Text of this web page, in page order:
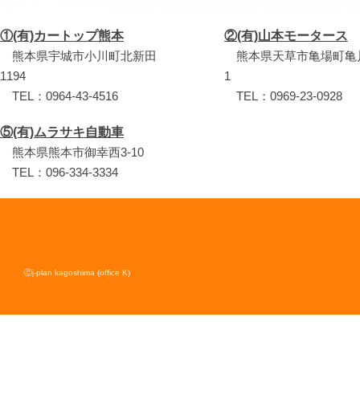
①(有)カートップ熊本
熊本県宇城市小川町北新田
1194
TEL：0964-43-4516
②(有)山本モータース
熊本県天草市亀場町亀
1
TEL：0969-23-0928
⑤(有)ムラサキ自動車
熊本県熊本市御幸西3-10
TEL：096-334-3334
Ⓒj-plan kagoshima (office K)